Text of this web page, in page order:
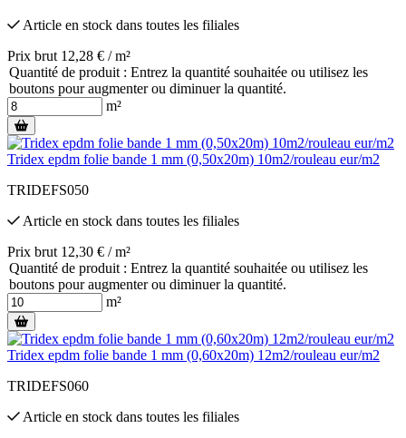
Article en stock dans toutes les filiales
Prix brut 12,28 € / m²
Quantité de produit : Entrez la quantité souhaitée ou utilisez les
boutons pour augmenter ou diminuer la quantité.
m²
Tridex epdm folie bande 1 mm (0,50x20m) 10m2/rouleau eur/m2
TRIDEFS050
Article en stock dans toutes les filiales
Prix brut 12,30 € / m²
Quantité de produit : Entrez la quantité souhaitée ou utilisez les
boutons pour augmenter ou diminuer la quantité.
m²
Tridex epdm folie bande 1 mm (0,60x20m) 12m2/rouleau eur/m2
TRIDEFS060
Article en stock dans toutes les filiales